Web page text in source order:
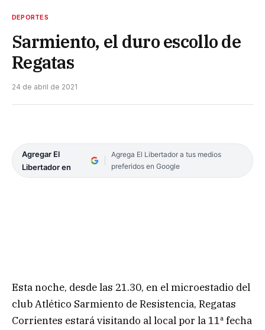
DEPORTES
Sarmiento, el duro escollo de
Regatas
24 de abril de 2021
Agregar El
Libertador en
Agrega El Libertador a tus medios
preferidos en Google
Esta noche, desde las 21.30, en el microestadio del
club Atlético Sarmiento de Resistencia, Regatas
Corrientes estará visitando al local por la 11ª fecha